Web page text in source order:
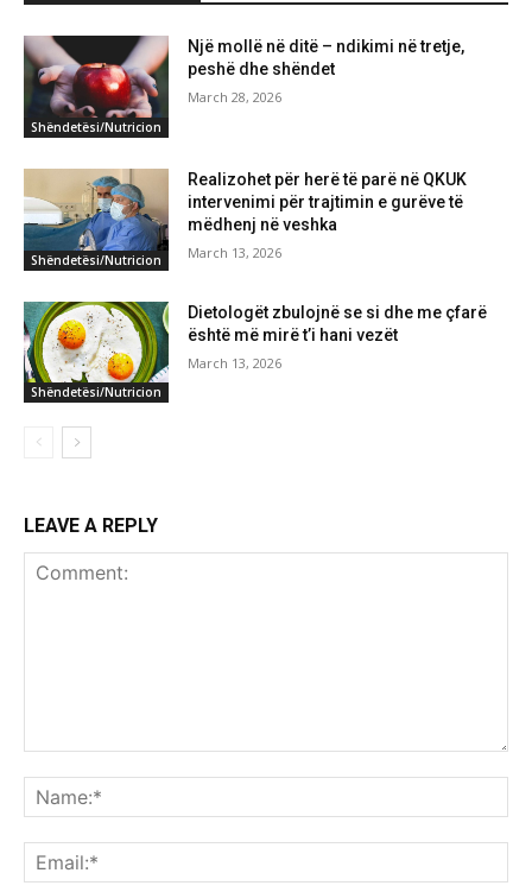
Shëndetësi/Nutricion
Një mollë në ditë – ndikimi në tretje,
peshë dhe shëndet
March 28, 2026
Shëndetësi/Nutricion
Realizohet për herë të parë në QKUK
intervenimi për trajtimin e gurëve të
mëdhenj në veshka
March 13, 2026
Shëndetësi/Nutricion
Dietologët zbulojnë se si dhe me çfarë
është më mirë t’i hani vezët
March 13, 2026
LEAVE A REPLY